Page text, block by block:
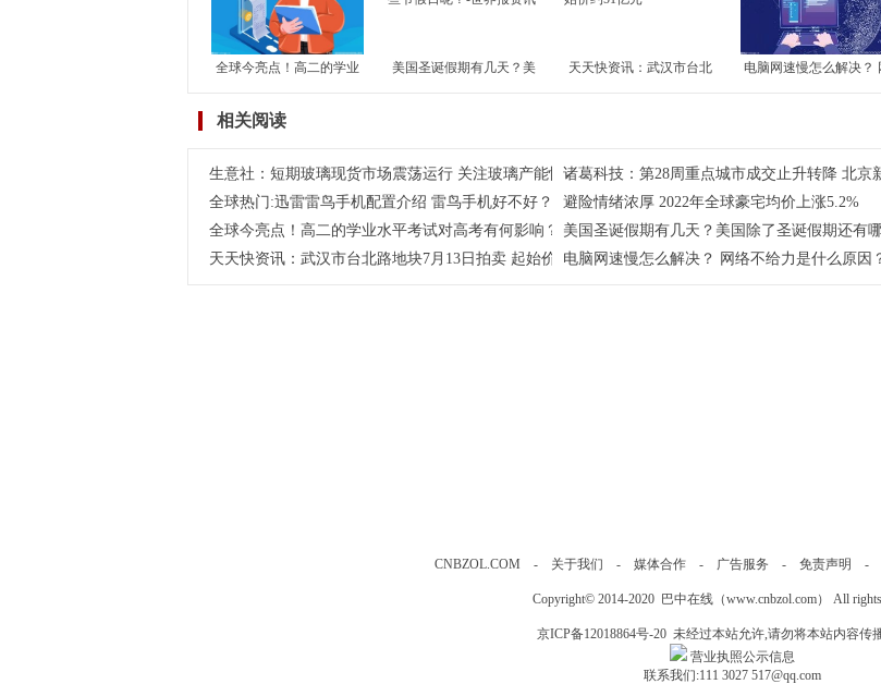
全球今亮点！高二的学业
响？学考对高考到底有没
美国圣诞假期有几天？美
天天快资讯：武汉市台北
电脑网速慢怎么解决？
相关阅读
生意社：短期玻璃现货市场震荡运行 关注玻璃产能恢复及房地产竣工情况诸葛科技：第28周重点城市成交止升转降 北京
全球热门:迅雷雷鸟手机配置介绍 雷鸟手机好不好？
避险情绪浓厚 2022年全球豪宅均价上涨5.2%
全球今亮点！高二的学业水平考试对高考有何影响？学考对高考到底有没有影响？
美国圣诞假期有几天？美国除了圣诞假期还有
天天快资讯：武汉市台北路地块7月13日拍卖 起始价约51亿元电脑网速慢怎么解决？ 网络不给力是什么原因
CNBZOL.COM - 关于我们 - 媒体合作- 广告服务 - 免责声明 -
Copyright© 2014-2020 巴中在线（www.cnbzol.com） All rights
京ICP备12018864号-20未经过本站允许,请勿将本站内容传
营业执照公示信息
联系我们:111 3027 517@qq.com